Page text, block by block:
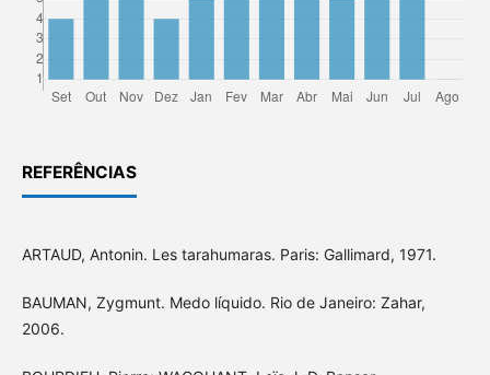
REFERÊNCIAS
ARTAUD, Antonin. Les tarahumaras. Paris: Gallimard, 1971.
BAUMAN, Zygmunt. Medo líquido. Rio de Janeiro: Zahar,
2006.